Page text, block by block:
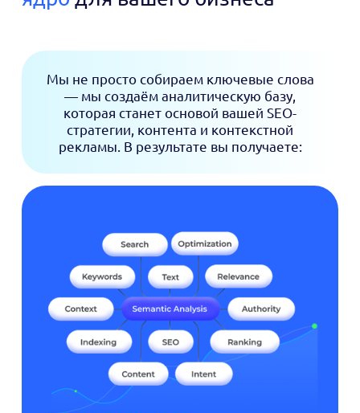
Мы не просто собираем ключевые слова
— мы создаём аналитическую базу,
которая станет основой вашей SEO-
стратегии, контента и контекстной
рекламы. В результате вы получаете: